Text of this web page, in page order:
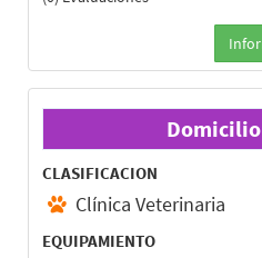
Domicilio
CLASIFICACION
Clínica Veterinaria
EQUIPAMIENTO